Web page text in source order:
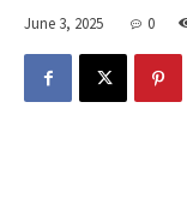
June 3, 2025 0